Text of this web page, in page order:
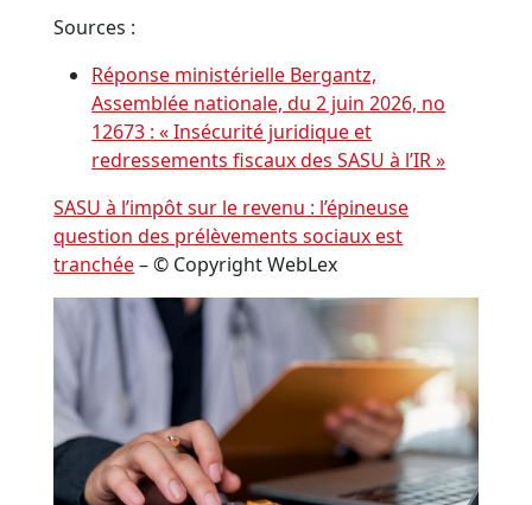
Sources :
Réponse ministérielle Bergantz,
Assemblée nationale, du 2 juin 2026, no
12673 : « Insécurité juridique et
redressements fiscaux des SASU à l’IR »
SASU à l’impôt sur le revenu : l’épineuse
question des prélèvements sociaux est
tranchée– © Copyright WebLex